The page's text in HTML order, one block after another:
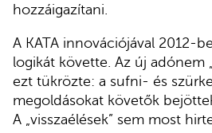
hozzáigazítani.
A KATA innovációjával 2012-
logikát követte. Az új adónem
ezt tükrözte: a sufni- és
megoldásokat követők
A „visszaélések” sem most